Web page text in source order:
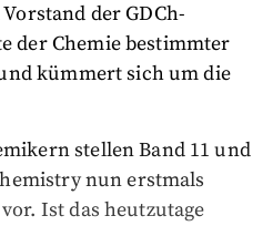
der GDCh-
der Chemie bestimmter
kümmert sich um die
stellen Band 11 und
nun erstmals
Ist das heutzutage